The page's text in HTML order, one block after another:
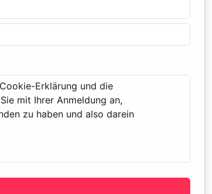
Erklärung und die
mit Ihrer Anmeldung an,
zu haben und also darein
Website erklären Sie, mindestens 18